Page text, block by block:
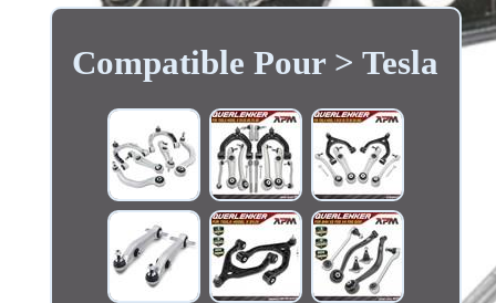
Compatible Pour > Tesla